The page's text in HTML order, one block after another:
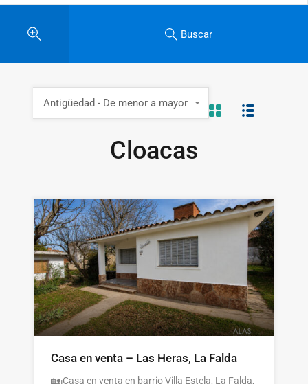
Buscar
Cloacas
Antigüedad - De menor a mayor
Casa en venta – Las Heras, La Falda
🏡¡Casa en venta en barrio Villa Estela, La Falda,